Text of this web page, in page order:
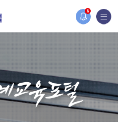
N
었습니다.
지가 새롭게 개설되었습니다.